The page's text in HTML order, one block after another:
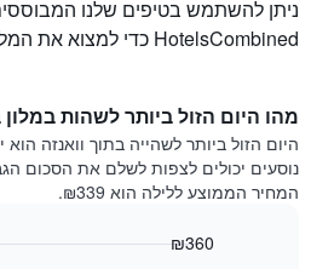
ניתן להשתמש בטיפים שלנו
HotelsCombined כדי למצוא את המלון הבא שלך בתוך וואנזה.
מהו היום הזול ביותר לשהות במלון
נוסעים יכולים לצפות לשלם את הסכום
המחיר הממוצע ללילה הוא ₪339.
₪360